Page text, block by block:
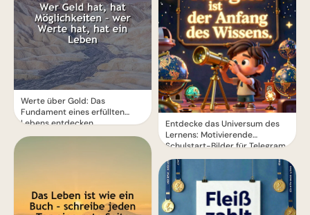
Werte über Gold: Das
Fundament eines erfüllten
Lebens entdecken
Entdecke das Universum des
Lernens: Motivierende
Schulstart-Bilder für Telegram